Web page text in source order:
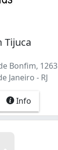
Tijuca
Bonfim, 1263
Janeiro - RJ
Info